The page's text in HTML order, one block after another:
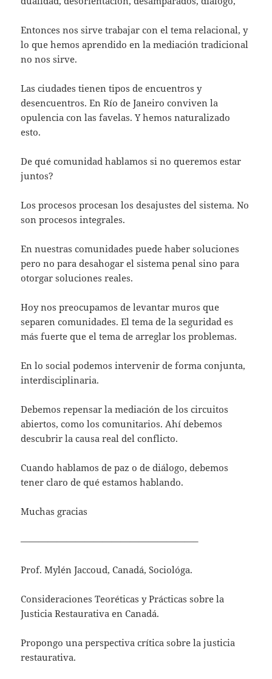
Entonces nos sirve trabajar con el tema relacional, y
lo que hemos aprendido en la mediación tradicional
no nos sirve.
Las ciudades tienen tipos de encuentros y
desencuentros. En Río de Janeiro conviven la
opulencia con las favelas. Y hemos naturalizado
esto.
De qué comunidad hablamos si no queremos estar
juntos?
Los procesos procesan los desajustes del sistema. No
son procesos integrales.
En nuestras comunidades puede haber soluciones
pero no para desahogar el sistema penal sino para
otorgar soluciones reales.
Hoy nos preocupamos de levantar muros que
separen comunidades. El tema de la seguridad es
más fuerte que el tema de arreglar los problemas.
En lo social podemos intervenir de forma conjunta,
interdisciplinaria.
Debemos repensar la mediación de los circuitos
abiertos, como los comunitarios. Ahí debemos
descubrir la causa real del conflicto.
Cuando hablamos de paz o de diálogo, debemos
tener claro de qué estamos hablando.
Muchas gracias
———————————————————–
Prof. Mylén Jaccoud, Canadá, Sociológa.
Consideraciones Teoréticas y Prácticas sobre la
Justicia Restaurativa en Canadá.
Propongo una perspectiva crítica sobre la justicia
restaurativa.